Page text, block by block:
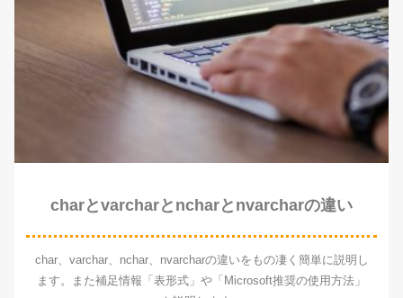
charとvarcharとncharとnvarcharの違い
char、varchar、nchar、nvarcharの違いをもの凄く簡単に説明し
ます。また補足情報「表形式」や「Microsoft推奨の使用方法」